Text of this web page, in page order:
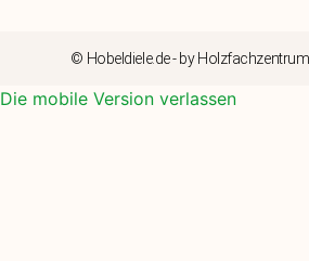
© Hobeldiele.de - by
Die mobile Version verlassen